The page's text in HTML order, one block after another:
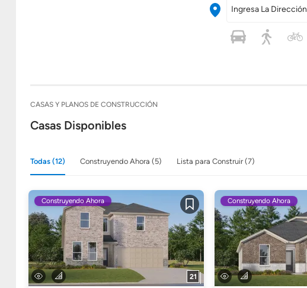
Ingresa La Dirección
CASAS Y PLANOS DE CONSTRUCCIÓN
Casas Disponibles
Todas (12) Construyendo Ahora (5) Lista para Construir (7)
Guardar
21
Construyendo Ahora Construyendo Ahora